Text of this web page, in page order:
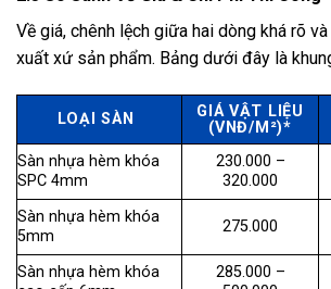
Về giá, chênh lệch giữa hai dòng khá rõ
xuất xứ sản phẩm. Bảng dưới đây là
LOẠI SÀN
GIÁ VẬT LIỆU
(VNĐ/M²)*
Sàn nhựa hèm khóa
SPC 4mm
230.000 –
320.000
Sàn nhựa hèm khóa
5mm
275.000
Sàn nhựa hèm khóa
285.000 –